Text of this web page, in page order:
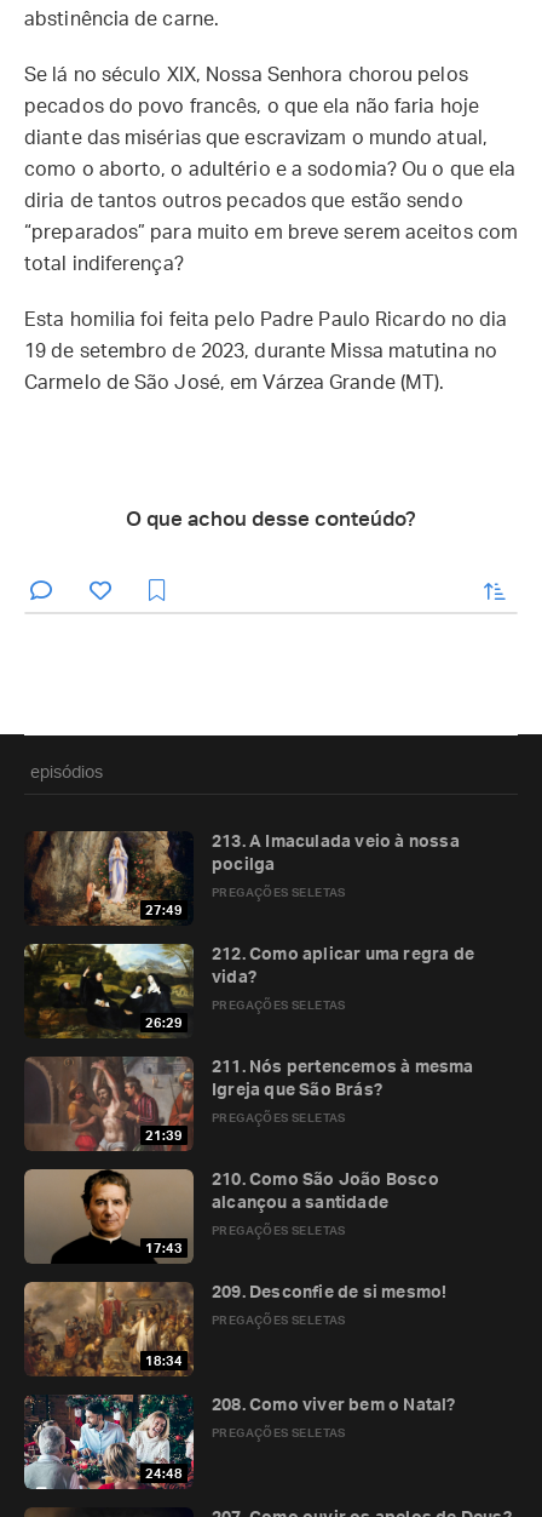
abstinência de carne.
Se lá no século XIX, Nossa Senhora chorou pelos
pecados do povo francês, o que ela não faria hoje
diante das misérias que escravizam o mundo atual,
como o aborto, o adultério e a sodomia? Ou o que ela
diria de tantos outros pecados que estão sendo
“preparados” para muito em breve serem aceitos com
total indiferença?
Esta homilia foi feita pelo Padre Paulo Ricardo no dia
19 de setembro de 2023, durante Missa matutina no
Carmelo de São José, em Várzea Grande (MT).
O que achou desse conteúdo?
enviar
episódios
27:49
PREGAÇÕES SELETAS
213. A Imaculada veio à nossa
pocilga
26:29
PREGAÇÕES SELETAS
212. Como aplicar uma regra de
vida?
21:39
PREGAÇÕES SELETAS
211. Nós pertencemos à mesma
Igreja que São Brás?
17:43
PREGAÇÕES SELETAS
210. Como São João Bosco
alcançou a santidade
18:34
PREGAÇÕES SELETAS
209. Desconfie de si mesmo!
24:48
PREGAÇÕES SELETAS
208. Como viver bem o Natal?